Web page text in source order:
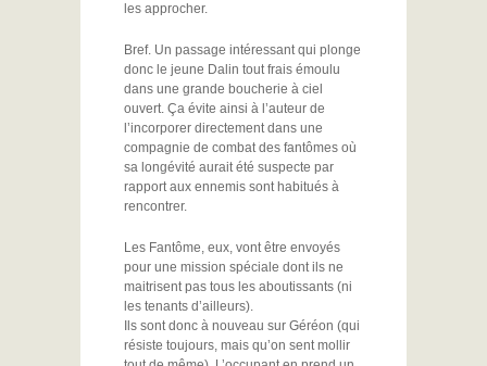
les approcher.
Bref. Un passage intéressant qui plonge
donc le jeune Dalin tout frais émoulu
dans une grande boucherie à ciel
ouvert. Ça évite ainsi à l’auteur de
l’incorporer directement dans une
compagnie de combat des fantômes où
sa longévité aurait été suspecte par
rapport aux ennemis sont habitués à
rencontrer.
Les Fantôme, eux, vont être envoyés
pour une mission spéciale dont ils ne
maitrisent pas tous les aboutissants (ni
les tenants d’ailleurs).
Ils sont donc à nouveau sur Géréon (qui
résiste toujours, mais qu’on sent mollir